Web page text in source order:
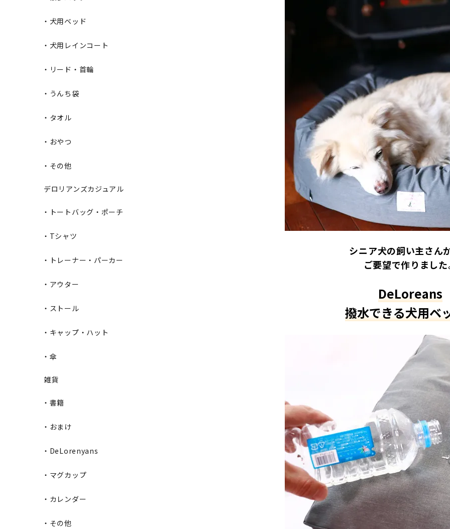
シニア犬の飼い主さん
ご要望で作りまし
DeLoreans
撥水できる犬用ベ
・犬用ベッド
・犬用レインコート
・リード・首輪
・うんち袋
・タオル
・おやつ
・その他
デロリアンズカジュアル
・トートバッグ・ポーチ
・Tシャツ
・トレーナー・パーカー
・アウター
・ストール
・キャップ・ハット
・傘
雑貨
・書籍
・おまけ
・DeLorenyans
・マグカップ
・カレンダー
・その他